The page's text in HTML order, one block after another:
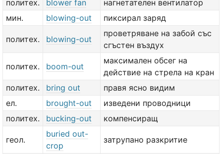
политех. blower fan
нагнетателен вентилатор
мин.
blowing-out пиксирал заряд
политех. blowing-out
проветряване на забой със
сгъстен въздух
политех. boom-out
максимален обсег на
действие на стрела на кран
политех.
bring out
правя ясно видим
ел.
brought-out
изведени проводници
политех.
bucking-out компенсиращ
геол.
buried out-
crop
затрупано разкритие